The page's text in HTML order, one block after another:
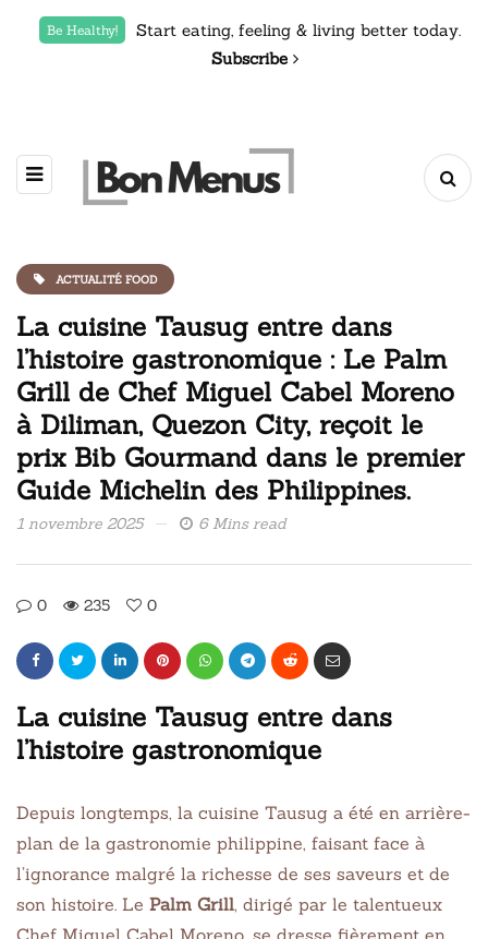
Be Healthy!
Start eating, feeling & living better today.
Subscribe
ACTUALITÉ FOOD
La cuisine Tausug entre dans
l’histoire gastronomique : Le Palm
Grill de Chef Miguel Cabel Moreno
à Diliman, Quezon City, reçoit le
prix Bib Gourmand dans le premier
Guide Michelin des Philippines.
1 novembre 2025 6 Mins read
0 235 0
La cuisine Tausug entre dans
l’histoire gastronomique
Depuis longtemps, la cuisine Tausug a été en arrière-
plan de la gastronomie philippine, faisant face à
l’ignorance malgré la richesse de ses saveurs et de
son histoire. Le Palm Grill, dirigé par le talentueux
Chef Miguel Cabel Moreno, se dresse fièrement en